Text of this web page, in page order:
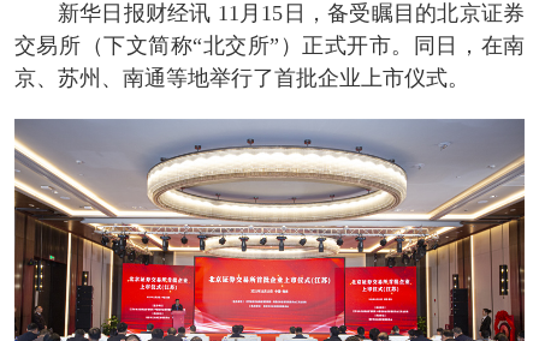
新华日报财经讯 11月15日，备受瞩目的北京证券
交易所（下文简称“北交所”）正式开市。同日，在南
京、苏州、南通等地举行了首批企业上市仪式。